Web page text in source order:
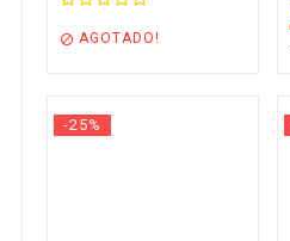
 AGOTADO!
-25%